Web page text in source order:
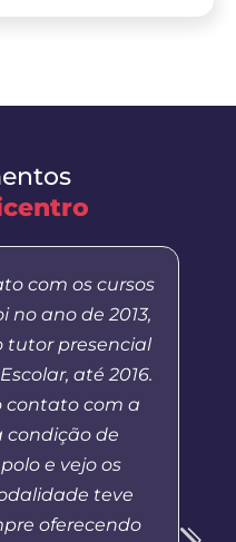
com os cursos
no ano de 2013,
tutor presencial
até 2016.
contato com a
condição de
e vejo os
teve
oferecendo